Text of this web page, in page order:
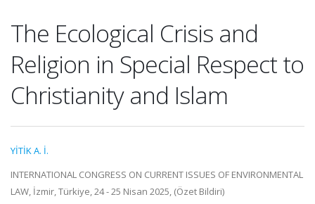
The Ecological Crisis and
Religion in Special Respect to
Christianity and Islam
YİTİK A. İ.
INTERNATIONAL CONGRESS ON CURRENT ISSUES OF ENVIRONMENTAL
LAW, İzmir, Türkiye, 24 - 25 Nisan 2025, (Özet Bildiri)